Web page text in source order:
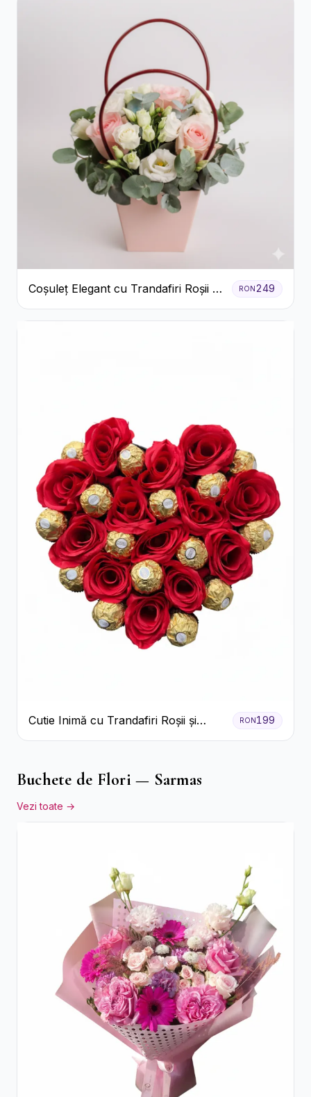
Coșuleț Elegant cu Trandafiri Roșii și
Lisianthus Alb
RON249
Cutie Inimă cu Trandafiri Roșii și
Ferrero Rocher
RON199
Buchete de Flori — Sarmas
Vezi toate →